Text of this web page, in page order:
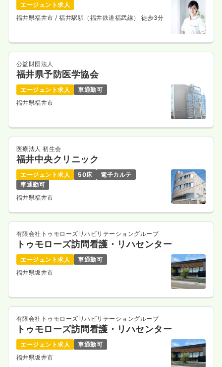
エージェント求人
福井県福井市 / 福井駅駅（福井鉄道福武線） 徒歩3分
公益財団法人
福井県予防医学協会
エージェント求人
車通勤可
福井県福井市
医療法人 初生会
福井中央クリニック
エージェント求人 50床
電子カルテ
車通勤可
福井県福井市
有限会社トゥモローズリハビリテーショングループ
トゥモローズ訪問看護・リハセンター
エージェント求人
車通勤可
福井県坂井市
有限会社トゥモローズリハビリテーショングループ
トゥモローズ訪問看護・リハセンター
エージェント求人
車通勤可
福井県坂井市